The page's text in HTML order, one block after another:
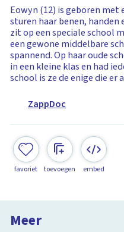
Eowyn (12) is geboren met
sturen haar benen, handen
zit op een speciale school
een gewone middelbare
spannend. Op haar oude
in een kleine klas en had
school is ze de enige die er
ZappDoc
favoriet toevoegen embed
Meer